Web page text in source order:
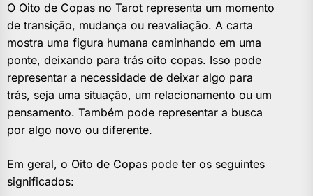
O Oito de Copas no Tarot representa um momento
de transição, mudança ou reavaliação. A carta
mostra uma figura humana caminhando em uma
ponte, deixando para trás oito copas. Isso pode
representar a necessidade de deixar algo para
trás, seja uma situação, um relacionamento ou um
pensamento. Também pode representar a busca
por algo novo ou diferente.
Em geral, o Oito de Copas pode ter os seguintes
significados: